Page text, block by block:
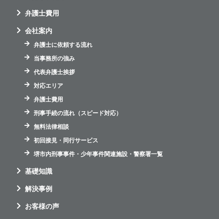
弁護士費用
会社案内
弁護士に依頼する流れ
当事務所の強み
代表弁護士挨拶
対応エリア
弁護士費用
刑事手続の流れ（スピード対応）
無料法律相談
初回接見・同行サービス
堺市内刑事事件・少年事件関連施設・警察署一覧
基礎知識
解決事例
お客様の声